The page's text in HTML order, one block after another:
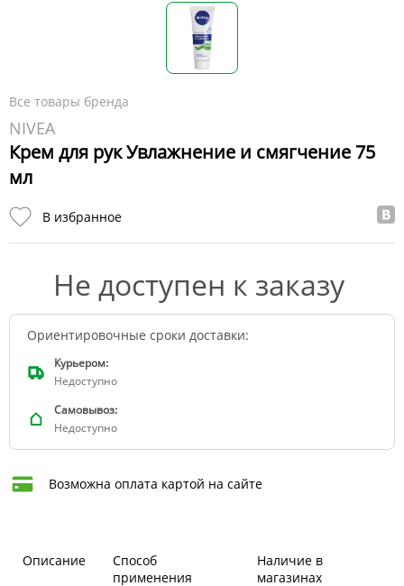
Все товары бренда
NIVEA
Крем для рук Увлажнение и смягчение 75
мл
В избранное
Не доступен к заказу
Ориентировочные сроки доставки:
Курьером:
Недоступно
Самовывоз:
Недоступно
Возможна оплата картой на сайте
Описание
Способ
применения
Наличие в
магазинах